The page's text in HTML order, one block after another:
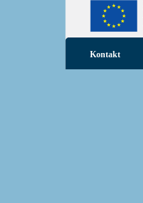
Kontakt